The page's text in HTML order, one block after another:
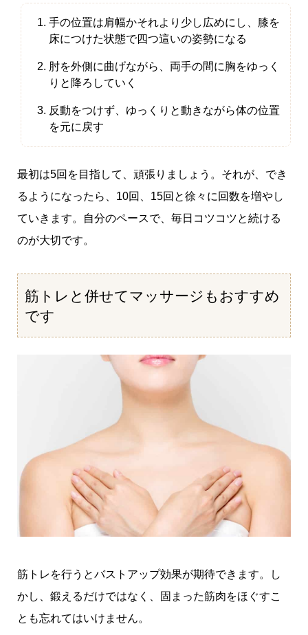
手の位置は肩幅かそれより少し広めにし、膝を
床につけた状態で四つ這いの姿勢になる
肘を外側に曲げながら、両手の間に胸をゆっく
りと降ろしていく
反動をつけず、ゆっくりと動きながら体の位置
を元に戻す
最初は5回を目指して、頑張りましょう。それが、でき
るようになったら、10回、15回と徐々に回数を増やし
ていきます。自分のペースで、毎日コツコツと続ける
のが大切です。
筋トレと併せてマッサージもおすすめ
です
筋トレを行うとバストアップ効果が期待できます。し
かし、鍛えるだけではなく、固まった筋肉をほぐすこ
とも忘れてはいけません。